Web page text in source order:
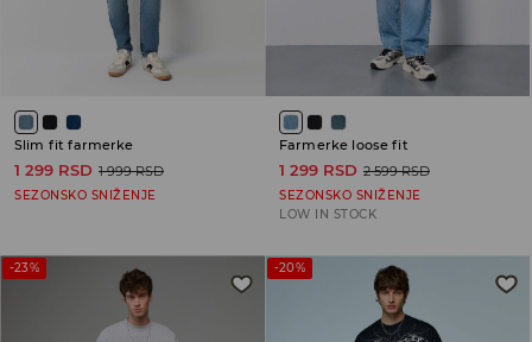
Slim fit farmerke
1 299 RSD 1 999 RSD
SEZONSKO SNIŽENJE
Farmerke loose fit
1 299 RSD 2 599 RSD
SEZONSKO SNIŽENJE
LOW IN STOCK
-23% -20%